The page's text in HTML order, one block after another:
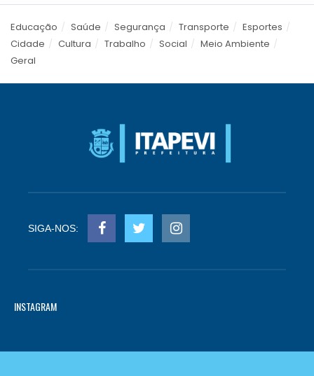
Educação Saúde Segurança Transporte
Esportes
Cidade
Cultura Trabalho Social
Meio Ambiente
Geral
SIGA-NOS:
INSTAGRAM